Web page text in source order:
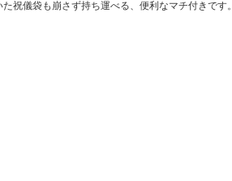
祝儀袋も崩さず持ち運べる、便利なマチ付きです。